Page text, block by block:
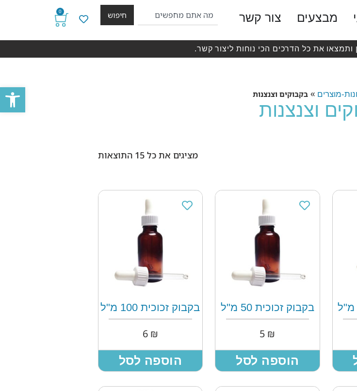
פתח
מבצעים צור קשר חיפוש 0
ותמצאו את כל הדרכים הכי נוחות ליצור קשר.
מוצרים »בקבוקים וצנצנות
וצנצנות
מציגים את כל ⁦15⁩ התוצאות
בקבוק זכוכית 50 מ"ל
₪
הוספה לסל
בקבוק זכוכית 100 מ"ל
₪
6
הוספה לסל